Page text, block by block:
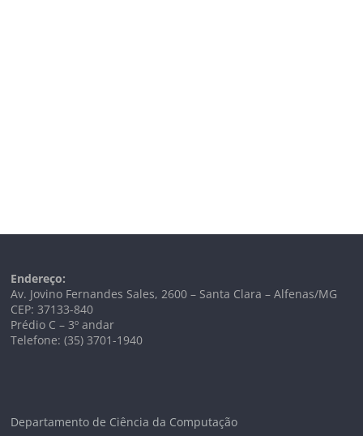
Endereço:
Av. Jovino Fernandes Sales, 2600 – Santa Clara – Alfenas/MG
CEP: 37133-840
Prédio C – 3º andar
Telefone: (35) 3701-1940
Departamento de Ciência da Computação